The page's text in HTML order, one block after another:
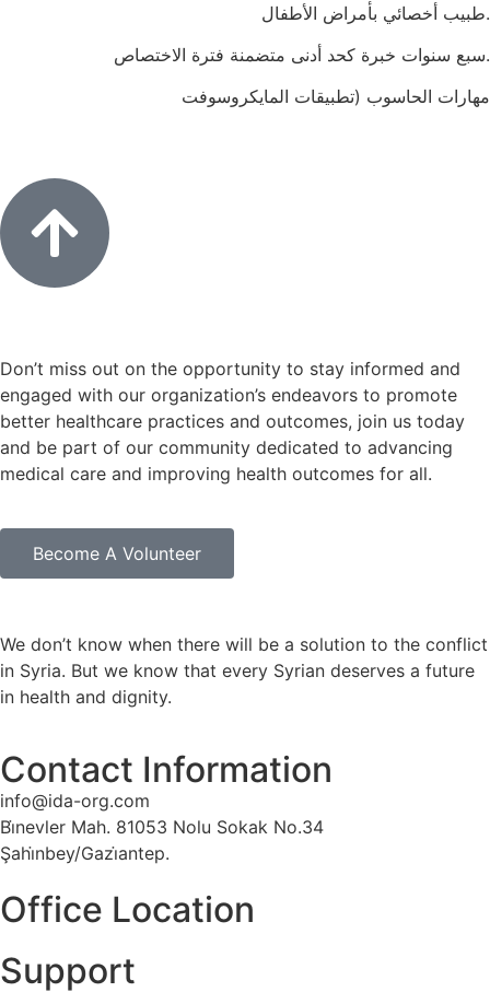
طبيب أخصائي بأمراض الأطفال.
سبع سنوات خبرة كحد أدنى متضمنة فترة الاختصاص.
مهارات الحاسوب (تطبيقات المايكروسوفت
Don’t miss out on the opportunity to stay informed and
engaged with our organization’s endeavors to promote
better healthcare practices and outcomes, join us today
and be part of our community dedicated to advancing
medical care and improving health outcomes for all.
Become A Volunteer
We don’t know when there will be a solution to the conflict
in Syria. But we know that every Syrian deserves a future
in health and dignity.
Contact Information
info@ida-org.com
Bi̇nevler Mah. 81053 Nolu Sokak No.34
Şahi̇nbey/Gazi̇antep.
Office Location
Support